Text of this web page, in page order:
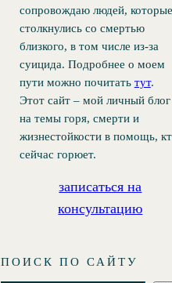
сопровождаю людей, которые
столкнулись со смертью
близкого, в том числе из-за
суицида. Подробнее о моем
пути можно почитать тут.
Этот сайт – мой личный блог
на темы горя, смерти и
жизнестойкости в помощь,
сейчас горюет.
записаться на
консультацию
ПОИСК ПО САЙТУ